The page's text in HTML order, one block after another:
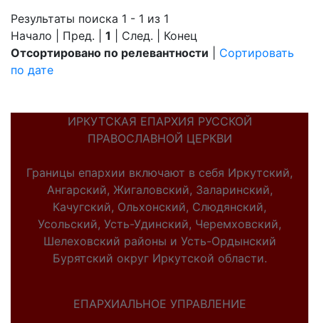
Результаты поиска 1 - 1 из 1
Начало | Пред. | 1 | След. | Конец
Отсортировано по релевантности
Сортировать
по дате
ИРКУТСКАЯ ЕПАРХИЯ РУССКОЙ
ПРАВОСЛАВНОЙ ЦЕРКВИ
Границы епархии включают в себя Иркутский,
Ангарский, Жигаловский, Заларинский,
Качугский, Ольхонский, Слюдянский,
Усольский, Усть-Удинский, Черемховский,
Шелеховский районы и Усть-Ордынский
Бурятский округ Иркутской области.
ЕПАРХИАЛЬНОЕ УПРАВЛЕНИЕ